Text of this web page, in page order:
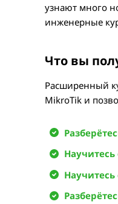
узнают много
инженерные
Что вы
Расширенный
MikroTik и
Научитесь
Научитесь